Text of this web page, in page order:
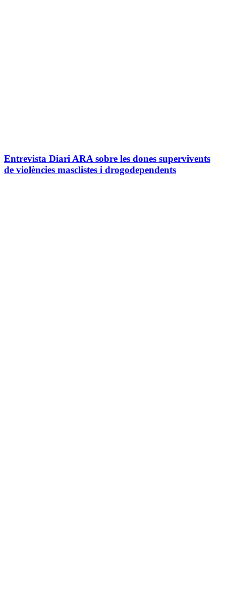
Entrevista Diari ARA sobre les dones supervivents
de violències masclistes i drogodependents